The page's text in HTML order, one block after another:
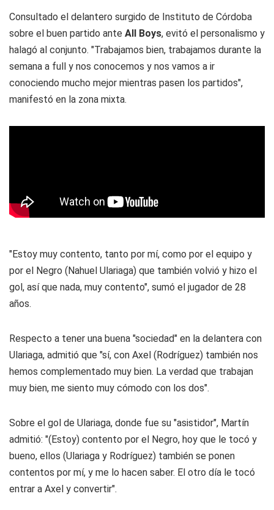
Consultado el delantero surgido de Instituto de Córdoba
sobre el buen partido ante All Boys, evitó el personalismo y
halagó al conjunto. "Trabajamos bien, trabajamos durante la
semana a full y nos conocemos y nos vamos a ir
conociendo mucho mejor mientras pasen los partidos",
manifestó en la zona mixta.
"Estoy muy contento, tanto por mí, como por el equipo y
por el
Negro (Nahuel Ulariaga) que también volvió y hizo el
gol, así que nada, muy contento", sumó el jugador de 28
años.
Respecto a tener una buena "sociedad" en la delantera con
Ulariaga, admitió que "sí, con Axel (Rodríguez) también nos
hemos complementado muy bien. La verdad que trabajan
muy bien, me siento muy cómodo con los dos".
Sobre el gol de Ulariaga, donde fue su "asistidor", Martín
admitió: "(Estoy) contento por el
Negro, hoy que le tocó y
bueno, ellos (Ulariaga y Rodríguez) también se ponen
contentos por mí, y me lo hacen saber. El otro día le tocó
entrar a Axel y convertir".